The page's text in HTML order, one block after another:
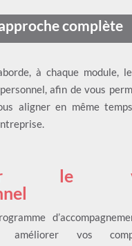
complète
à chaque module,
afin de vous
aligner en même
le
améliorer vos